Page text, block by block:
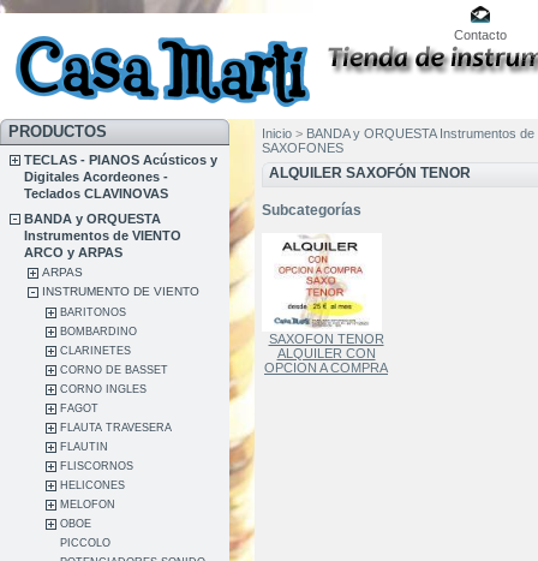
Contacto
PRODUCTOS
TECLAS - PIANOS Acústicos y
Digitales Acordeones -
Teclados CLAVINOVAS
BANDA y ORQUESTA
Instrumentos de VIENTO
ARCO y ARPAS
ARPAS
INSTRUMENTO DE VIENTO
BARITONOS
BOMBARDINO
CLARINETES
CORNO DE BASSET
CORNO INGLES
FAGOT
FLAUTA TRAVESERA
FLAUTIN
FLISCORNOS
HELICONES
MELOFON
OBOE
PICCOLO
Inicio > BANDA y ORQUESTA Instrumentos
SAXOFONES
ALQUILER SAXOFÓN TENOR
Subcategorías
SAXOFON TENOR
ALQUILER CON
OPCION A COMPRA